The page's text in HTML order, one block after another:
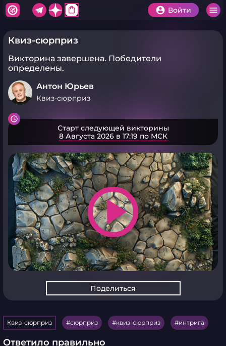
shopping_bag Войти
Квиз-сюрприз
Викторина завершена. Победители
определены.
Антон Юрьев
Квиз-сюрприз
Старт следующей викторины
8 Августа 2026 в 17:19 по МСК
play_arrow
Поделиться
Квиз-сюрприз сюрприз квиз-сюрприз интрига
Ответило правильно